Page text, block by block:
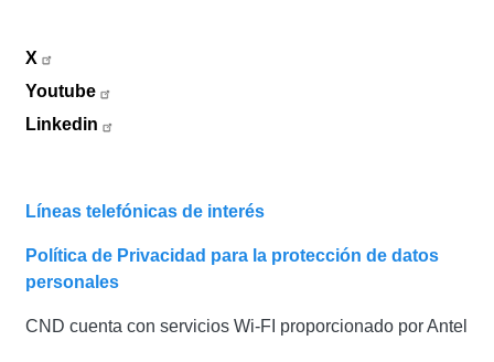
X
Youtube
Linkedin
Líneas telefónicas de interés
Política de Privacidad para la protección de datos
personales
CND cuenta con servicios Wi-FI proporcionado por Antel